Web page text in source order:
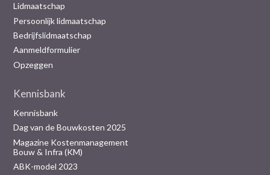
Lidmaatschap
Persoonlijk lidmaatschap
Bedrijfslidmaatschap
Aanmeldformulier
Opzeggen
Kennisbank
Kennisbank
Dag van de Bouwkosten 2025
Magazine Kostenmanagement
Bouw & Infra (KM)
ABK-model 2023